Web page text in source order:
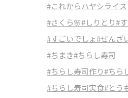
#これからハヤシライ
#さくら🌸#しりとり#
#すごいでしょ#ぜんざ
#ちまき#ちらし寿司
#ちらし寿司作り#ちら
#ちらし寿司実食#とう